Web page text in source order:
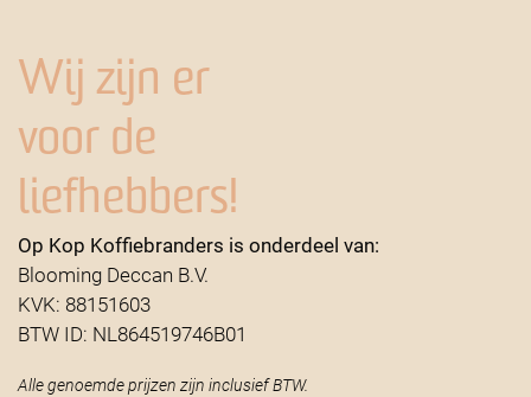
Wij zijn er
voor de
liefhebbers!
Op Kop Koffiebranders is onderdeel van:
Blooming Deccan B.V.
KVK: 88151603
BTW ID: NL864519746B01
Alle genoemde prijzen zijn inclusief BTW.